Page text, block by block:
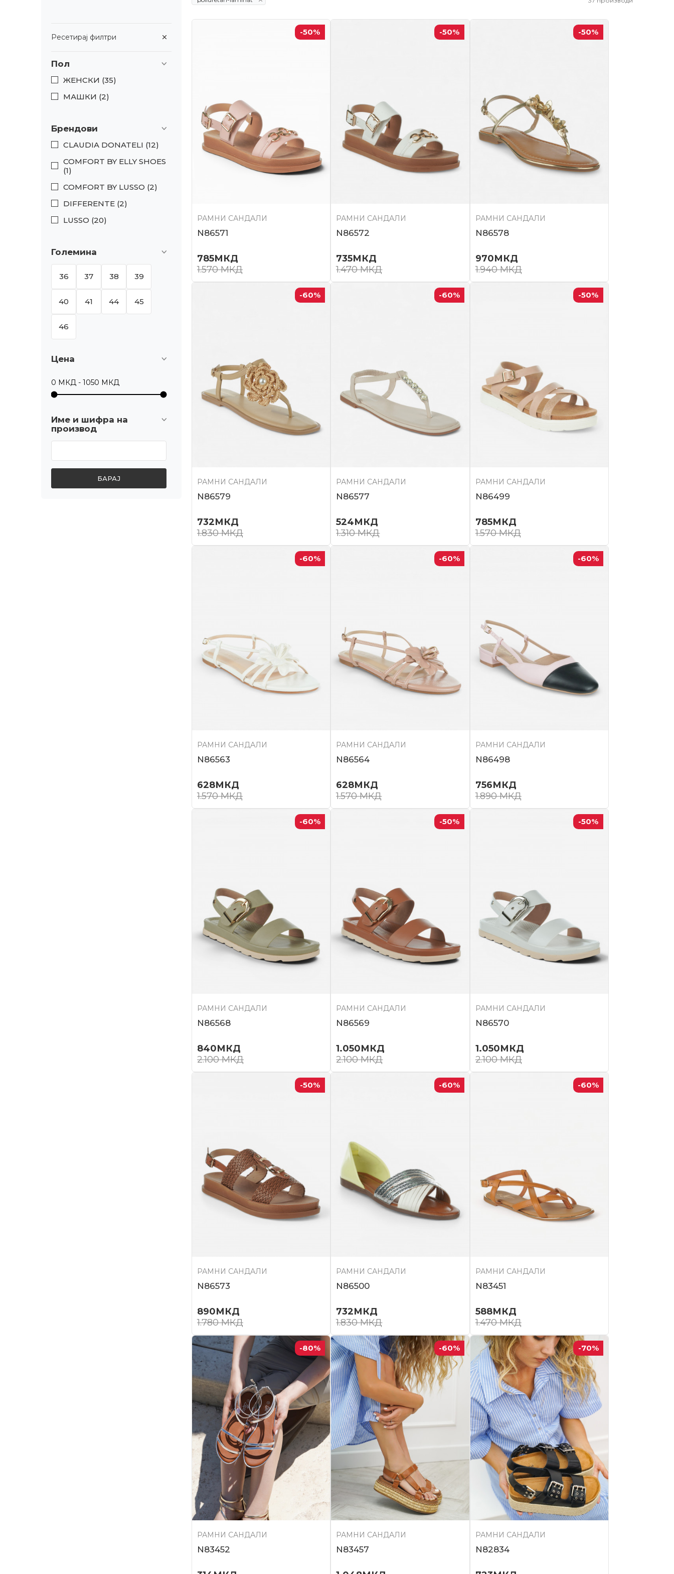
Ресетирај филтри
Пол
ЖЕНСКИ (35)
МАШКИ (2)
Брендови
CLAUDIA DONATELI (12)
COMFORT BY ELLY SHOES
(1)
COMFORT BY LUSSO (2)
DIFFERENTE (2)
LUSSO (20)
Големина
36 37 38 39
40 41 44 45
46
Цена
Име и шифра на
производ
БАРАЈ
-50%
РАМНИ САНДАЛИ
N86571
785МКД
1.570МКД
-50%
РАМНИ САНДАЛИ
N86572
735МКД
1.470МКД
-50%
РАМНИ САНДАЛИ
N86578
970МКД
1.940МКД
-60%
РАМНИ САНДАЛИ
N86579
732МКД
1.830МКД
-60%
РАМНИ САНДАЛИ
N86577
524МКД
1.310МКД
-50%
РАМНИ САНДАЛИ
N86499
785МКД
1.570МКД
-60%
РАМНИ САНДАЛИ
N86563
628МКД
1.570МКД
-60%
РАМНИ САНДАЛИ
N86564
628МКД
1.570МКД
-60%
РАМНИ САНДАЛИ
N86498
756МКД
1.890МКД
-60%
РАМНИ САНДАЛИ
N86568
840МКД
2.100МКД
-50%
РАМНИ САНДАЛИ
N86569
1.050МКД
2.100МКД
-50%
РАМНИ САНДАЛИ
N86570
1.050МКД
2.100МКД
-50%
РАМНИ САНДАЛИ
N86573
890МКД
1.780МКД
-60%
РАМНИ САНДАЛИ
N86500
732МКД
1.830МКД
-60%
РАМНИ САНДАЛИ
N83451
588МКД
1.470МКД
-80%
РАМНИ САНДАЛИ
N83452
-60%
РАМНИ САНДАЛИ
N83457
-70%
РАМНИ САНДАЛИ
N82834